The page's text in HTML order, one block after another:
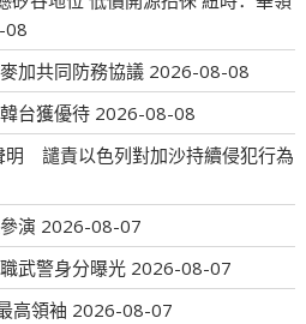
08
加共同防務協議 2026-08-08
台獲優待 2026-08-08
明 譴責以色列對加沙持續侵犯行為
演 2026-08-07
武警身分曝光 2026-08-07
高領袖 2026-08-07